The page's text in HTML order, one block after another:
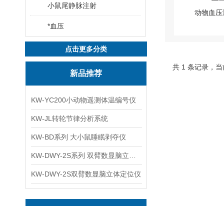
小鼠尾静脉注射
*血压
点击更多分类
新品推荐
KW-YC200小动物遥测体温编号仪
KW-JL转轮节律分析系统
KW-BD系列 大小鼠睡眠剥夺仪
KW-DWY-2S双臂数显脑立体定位仪
共 1 条记录，